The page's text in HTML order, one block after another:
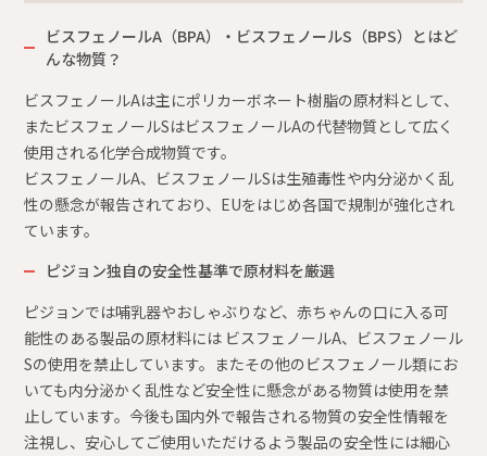
ビスフェノールA（BPA）・ビスフェノールS（BPS）とはど
んな物質？
ビスフェノールAは主にポリカーボネート樹脂の原材料として、
またビスフェノールSはビスフェノールAの代替物質として広く
使用される化学合成物質です。
ビスフェノールA、ビスフェノールSは生殖毒性や内分泌かく乱
性の懸念が報告されており、EUをはじめ各国で規制が強化され
ています。
ピジョン独自の安全性基準で原材料を厳選
ピジョンでは哺乳器やおしゃぶりなど、赤ちゃんの口に入る可
能性のある製品の原材料には ビスフェノールA、ビスフェノール
Sの使用を禁止しています。またその他のビスフェノール類にお
いても内分泌かく乱性など安全性に懸念がある物質は使用を禁
止しています。今後も国内外で報告される物質の安全性情報を
注視し、安心してご使用いただけるよう製品の安全性には細心